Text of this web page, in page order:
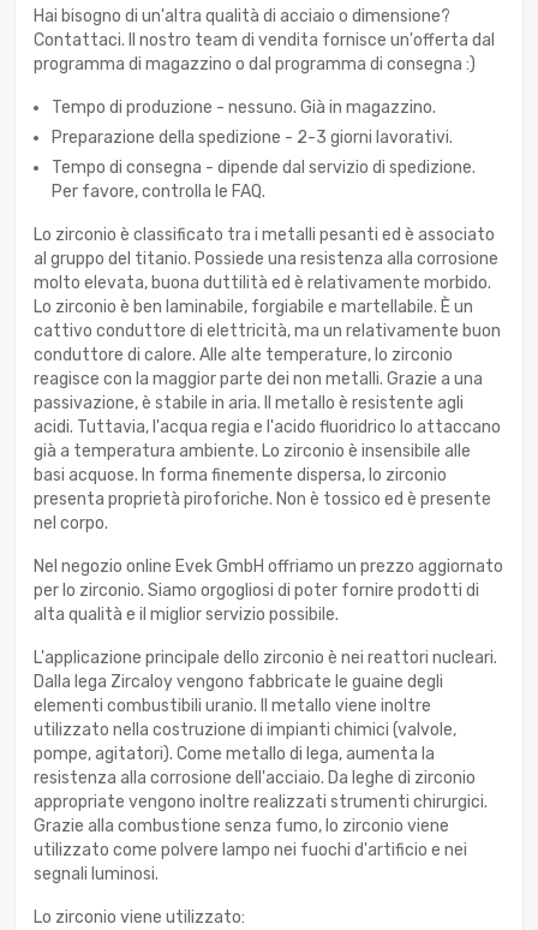
Hai bisogno di un'altra qualità di acciaio o dimensione?
Contattaci. Il nostro team di vendita fornisce un'offerta dal
programma di magazzino o dal programma di consegna :)
Tempo di produzione - nessuno. Già in magazzino.
Preparazione della spedizione - 2-3 giorni lavorativi.
Tempo di consegna - dipende dal servizio di spedizione.
Per favore, controlla le FAQ.
Lo zirconio è classificato tra i metalli pesanti ed è associato
al gruppo del titanio. Possiede una resistenza alla corrosione
molto elevata, buona duttilità ed è relativamente morbido.
Lo zirconio è ben laminabile, forgiabile e martellabile. È un
cattivo conduttore di elettricità, ma un relativamente buon
conduttore di calore. Alle alte temperature, lo zirconio
reagisce con la maggior parte dei non metalli. Grazie a una
passivazione, è stabile in aria. Il metallo è resistente agli
acidi. Tuttavia, l'acqua regia e l'acido fluoridrico lo attaccano
già a temperatura ambiente. Lo zirconio è insensibile alle
basi acquose. In forma finemente dispersa, lo zirconio
presenta proprietà piroforiche. Non è tossico ed è presente
nel corpo.
Nel negozio online Evek GmbH offriamo un prezzo aggiornato
per lo zirconio. Siamo orgogliosi di poter fornire prodotti di
alta qualità e il miglior servizio possibile.
L'applicazione principale dello zirconio è nei reattori nucleari.
Dalla lega Zircaloy vengono fabbricate le guaine degli
elementi combustibili uranio. Il metallo viene inoltre
utilizzato nella costruzione di impianti chimici (valvole,
pompe, agitatori). Come metallo di lega, aumenta la
resistenza alla corrosione dell'acciaio. Da leghe di zirconio
appropriate vengono inoltre realizzati strumenti chirurgici.
Grazie alla combustione senza fumo, lo zirconio viene
utilizzato come polvere lampo nei fuochi d'artificio e nei
segnali luminosi.
Lo zirconio viene utilizzato: